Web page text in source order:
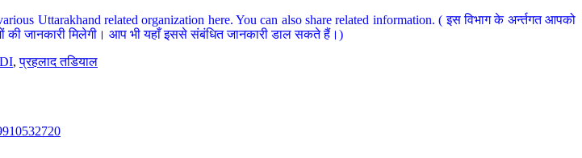
Uttarakhand related organization here. You can also share related information. ( इस विभाग के अर्न्तगत आपको
की जानकारी मिलेगी। आप भी यहाँ इससे संबंधित जानकारी डाल सकते हैं।)
,प्रहलाद तडियाल